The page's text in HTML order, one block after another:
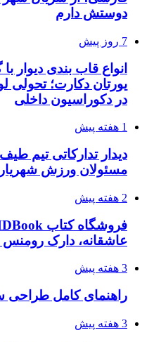
دوستش دارم
7 روز پیش
انواع قاب بندی دیوار
یورتان دکارت؛
در دکوراسیون داخلی
1 هفته پیش
دیدار تدارکاتی تیم
مسئولان ورزش
2 هفته پیش
عاشقانه، دارک
3 هفته پیش
راهنمای کامل
3 هفته پیش